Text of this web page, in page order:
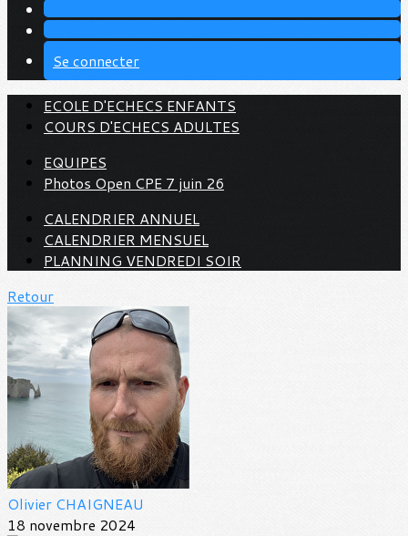
Se connecter
ECOLE D'ECHECS ENFANTS
COURS D'ECHECS ADULTES
EQUIPES
Photos Open CPE 7 juin 26
CALENDRIER ANNUEL
CALENDRIER MENSUEL
PLANNING VENDREDI SOIR
Retour
Olivier CHAIGNEAU
18 novembre 2024